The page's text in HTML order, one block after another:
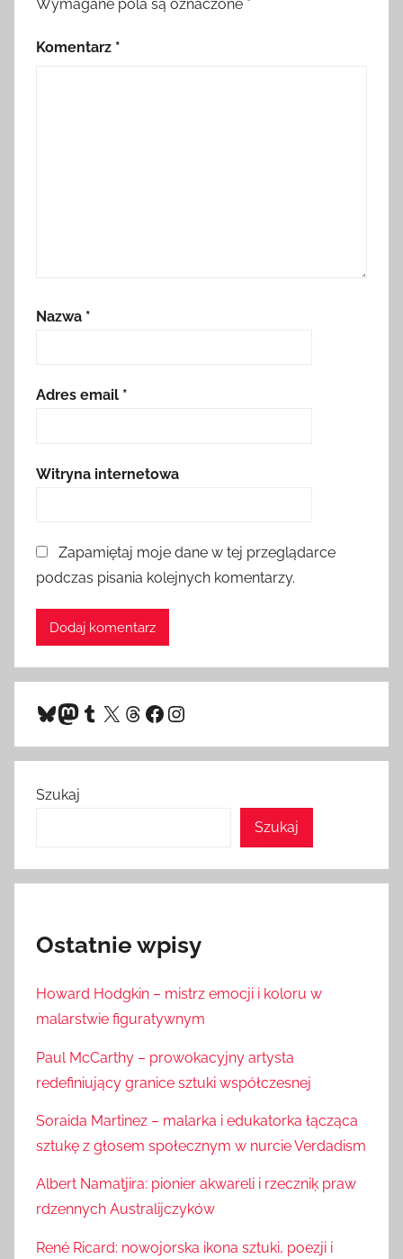
Wymagane pola są oznaczone *
Komentarz *
Nazwa *
Adres email *
Witryna internetowa
Zapamiętaj moje dane w tej przeglądarce
podczas pisania kolejnych komentarzy.
Bluesky
Mastodon
Tumblr
X Threads
Facebook
Instagram
Szukaj
Szukaj
Ostatnie wpisy
Howard Hodgkin – mistrz emocji i koloru w
malarstwie figuratywnym
Paul McCarthy – prowokacyjny artysta
redefiniujący granice sztuki współczesnej
Soraida Martinez – malarka i edukatorka łącząca
sztukę z głosem społecznym w nurcie Verdadism
Albert Namatjira: pionier akwareli i rzeczniķ praw
rdzennych Australijczyków
René Ricard: nowojorska ikona sztuki, poezji i